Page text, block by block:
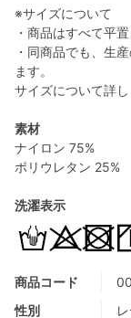
商品コード
性別
※サイズについて
・商品はすべて平
・同商品でも、生
ます。
サイズについて詳
素材
ナイロン 75%
ポリウレタン 25%
洗濯表示